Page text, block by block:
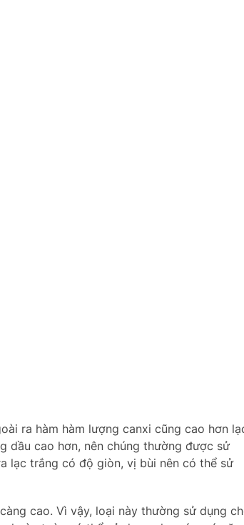
ra hàm hàm lượng canxi cũng cao hơn
dầu cao hơn, nên chúng thường được sử
lạc trắng có độ giòn, vị bùi nên có thể sử
cao. Vì vậy, loại này thường sử dụng